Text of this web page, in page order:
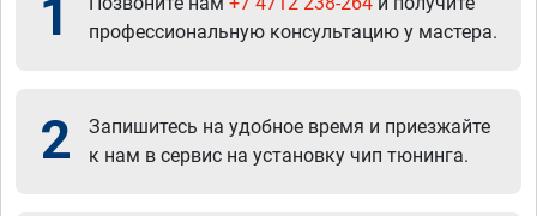
1
профессиональную консультацию у мастера.
2
Запишитесь на удобное время и приезжайте
к нам в сервис на установку чип тюнинга.